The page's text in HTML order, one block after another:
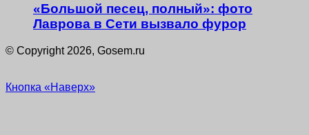
«Большой песец, полный»: фото
Лаврова в Сети вызвало фурор
© Copyright 2026, Gosem.ru
Кнопка «Наверх»